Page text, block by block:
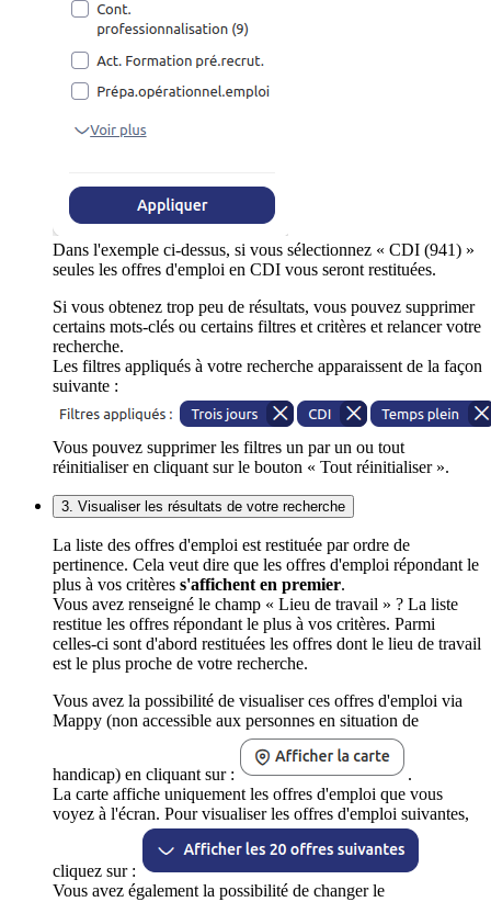
Dans l'exemple ci-dessus, si vous sélectionnez « CDI (941) »
seules les offres d'emploi en CDI vous seront restituées.
Si vous obtenez trop peu de résultats, vous pouvez supprimer
certains mots-clés ou certains filtres et critères et relancer votre
recherche.
Les filtres appliqués à votre recherche apparaissent de la façon
suivante :
Vous pouvez supprimer les filtres un par un ou tout
réinitialiser en cliquant sur le bouton « Tout réinitialiser ».
3. Visualiser les résultats de votre recherche
La liste des offres d'emploi est restituée par ordre de
pertinence. Cela veut dire que les offres d'emploi répondant le
plus à vos critères s'affichent en premier.
Vous avez renseigné le champ « Lieu de travail » ? La liste
restitue les offres répondant le plus à vos critères. Parmi
celles-ci sont d'abord restituées les offres dont le lieu de travail
est le plus proche de votre recherche.
Vous avez la possibilité de visualiser ces offres d'emploi via
Mappy (non accessible aux personnes en situation de
handicap) en cliquant sur :
.
La carte affiche uniquement les offres d'emploi que vous
voyez à l'écran. Pour visualiser les offres d'emploi suivantes,
cliquez sur :
Vous avez également la possibilité de changer le